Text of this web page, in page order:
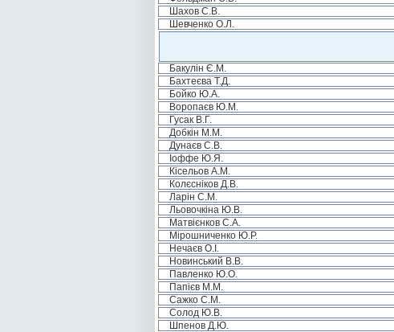
Шахов С.В.
Шевченко О.Л.
Бакулін Є.М.
Бахтеєва Т.Д.
Бойко Ю.А.
Воропаєв Ю.М.
Гусак В.Г.
Добкін М.М.
Дунаєв С.В.
Іоффе Ю.Я.
Кісельов А.М.
Колєсніков Д.В.
Ларін С.М.
Льовочкіна Ю.В.
Матвієнков С.А.
Мірошниченко Ю.Р.
Нечаєв О.І.
Новинський В.В.
Павленко Ю.О.
Папієв М.М.
Сажко С.М.
Солод Ю.В.
Шпенов Д.Ю.